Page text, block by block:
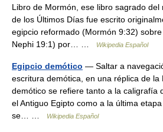
Libro de Mormón, ese libro sagrado del
de los Últimos Días fue escrito
egipcio reformado (Mormón 9:32)
Nephi 19:1) por… …
Wikipedia Español
Egipcio demótico — Saltar a
escritura demótica, en una réplica de la
demótico se refiere tanto a la caligrafía
el Antiguo Egipto como a la última
se… …
Wikipedia Español